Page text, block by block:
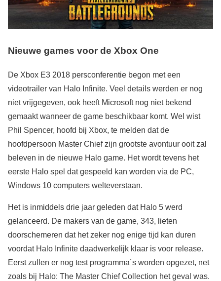
Nieuwe games voor de Xbox One
De Xbox E3 2018 persconferentie begon met een
videotrailer van Halo Infinite. Veel details werden er nog
niet vrijgegeven, ook heeft Microsoft nog niet bekend
gemaakt wanneer de game beschikbaar komt. Wel wist
Phil Spencer, hoofd bij Xbox, te melden dat de
hoofdpersoon Master Chief zijn grootste avontuur ooit zal
beleven in de nieuwe Halo game. Het wordt tevens het
eerste Halo spel dat gespeeld kan worden via de PC,
Windows 10 computers welteverstaan.
Het is inmiddels drie jaar geleden dat Halo 5 werd
gelanceerd. De makers van de game, 343, lieten
doorschemeren dat het zeker nog enige tijd kan duren
voordat Halo Infinite daadwerkelijk klaar is voor release.
Eerst zullen er nog test programma´s worden opgezet, net
zoals bij Halo: The Master Chief Collection het geval was.